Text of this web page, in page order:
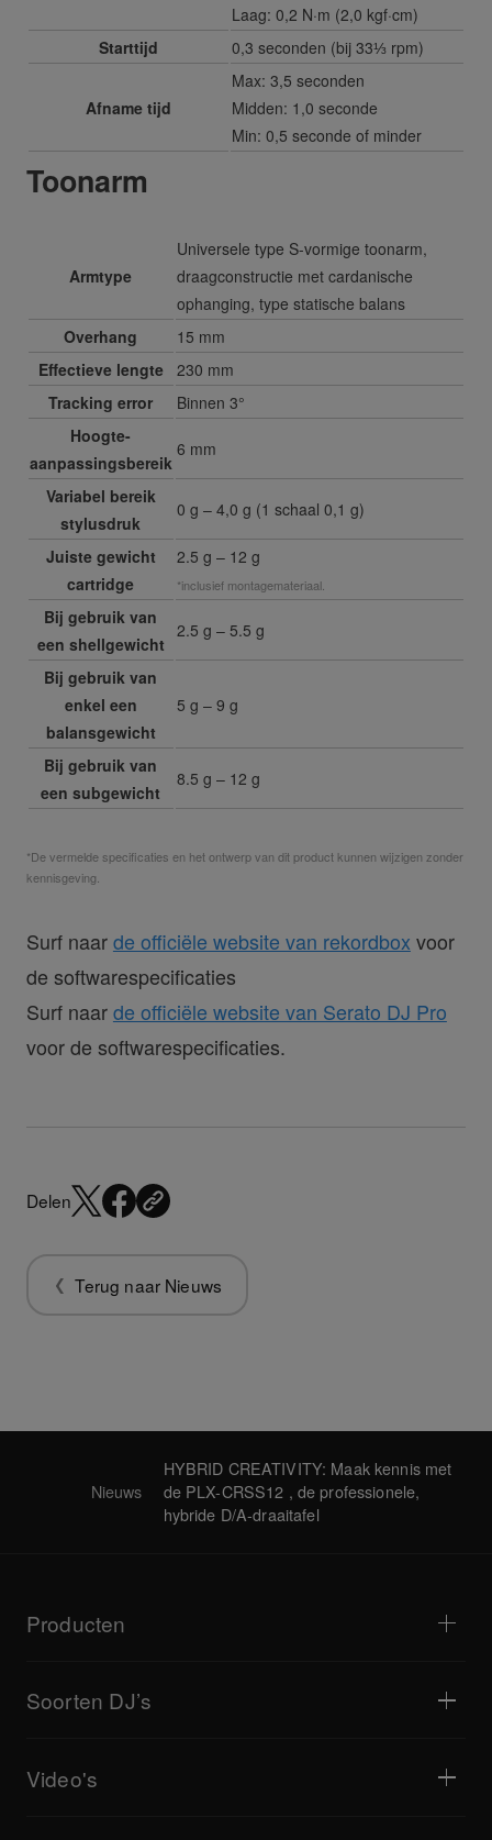
Laag: 0,2 N·m (2,0 kgf·cm)
Starttijd
0,3 seconden (bij 33⅓ rpm)
Afname tijd
Max: 3,5 seconden
Midden: 1,0 seconde
Min: 0,5 seconde of minder
Toonarm
Armtype
Universele type S-vormige toonarm,
draagconstructie met cardanische
ophanging, type statische balans
Overhang
15 mm
Effectieve lengte
230 mm
Tracking error
Binnen 3°
Hoogte-
aanpassingsbereik
6 mm
Variabel bereik
stylusdruk
0 g – 4,0 g (1 schaal 0,1 g)
Juiste gewicht
cartridge
2.5 g – 12 g
*inclusief montagemateriaal.
Bij gebruik van
een shellgewicht
2.5 g – 5.5 g
Bij gebruik van
enkel een
balansgewicht
5 g – 9 g
Bij gebruik van
een subgewicht
8.5 g – 12 g
*De vermelde specificaties en het ontwerp van dit product kunnen wijzigen zonder
kennisgeving.
Surf naarde officiële website van rekordbox voor
de softwarespecificaties
Surf naarde officiële website van Serato DJ Pro
voor de softwarespecificaties.
Delen
Terug naar Nieuws
Nieuws
HYBRID CREATIVITY: Maak kennis met
de PLX-CRSS12 , de professionele,
hybride D/A-draaitafel
Producten
Dj-mixers
Alles-in-één DJ-systemen
DJ-samplers
DJ-effectors
Soorten DJ’s
Livestreaming
Café's en kleine horeca
Video's